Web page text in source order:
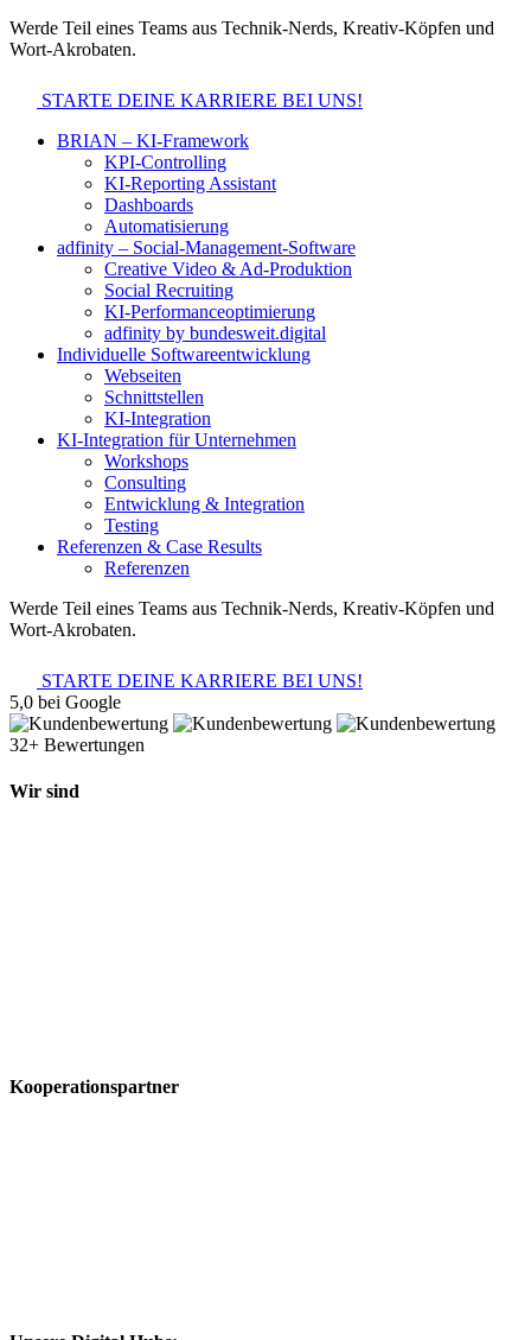
Werde Teil eines Teams aus Technik-Nerds, Kreativ-Köpfen und
Wort-Akrobaten.
STARTE DEINE KARRIERE BEI UNS!
BRIAN – KI-Framework
KPI-Controlling
KI-Reporting Assistant
Dashboards
Automatisierung
adfinity – Social-Management-Software
Creative Video & Ad-Produktion
Social Recruiting
KI-Performanceoptimierung
adfinity by bundesweit.digital
Individuelle Softwareentwicklung
Webseiten
Schnittstellen
KI-Integration
KI-Integration für Unternehmen
Workshops
Consulting
Entwicklung & Integration
Testing
Referenzen & Case Results
Referenzen
Werde Teil eines Teams aus Technik-Nerds, Kreativ-Köpfen und
Wort-Akrobaten.
STARTE DEINE KARRIERE BEI UNS!
5,0 bei Google
32+ Bewertungen
Wir sind
Kooperationspartner